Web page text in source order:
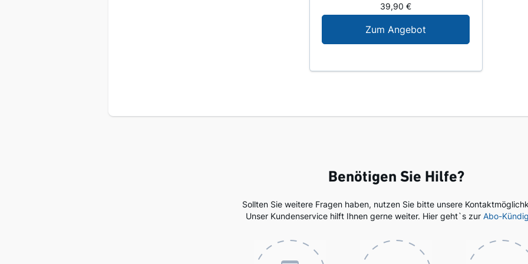
39,90 €
Zum Angebot
Benötigen Sie Hilfe?
Sollten Sie weitere Fragen haben, nutzen Sie bitte unsere
Unser Kundenservice hilft Ihnen gerne weiter. Hier geht`s zur Abo-